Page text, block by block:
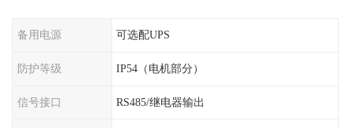
备用电源 可选配UPS
防护等级 IP54（电机部分）
信号接口 RS485/继电器输出